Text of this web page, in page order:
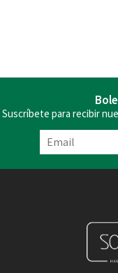
Suscríbete para recibir